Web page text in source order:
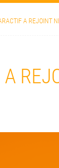
A REJOINT